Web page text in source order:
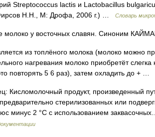
Streptococcus lactis и Lactobacillus
Н.Н., М: Дрофа, 2006 г.) …
Словарь
молоко у восточных славян. Синоним
из топлёного молока (молоко можно
нагревания молоко приобретёт
повторять 5 6 раз), затем охладить до + …
Кисломолочный продукт, произведенный
стерилизованных или
минус 2 °С с использованием